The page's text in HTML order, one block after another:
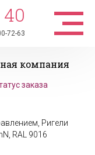
40
72-63
компания
заказа
Ригели
RAL 9016